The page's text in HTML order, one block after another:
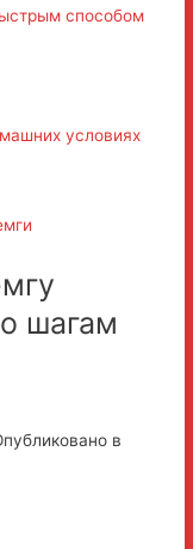
способом
условиях
шагам
в